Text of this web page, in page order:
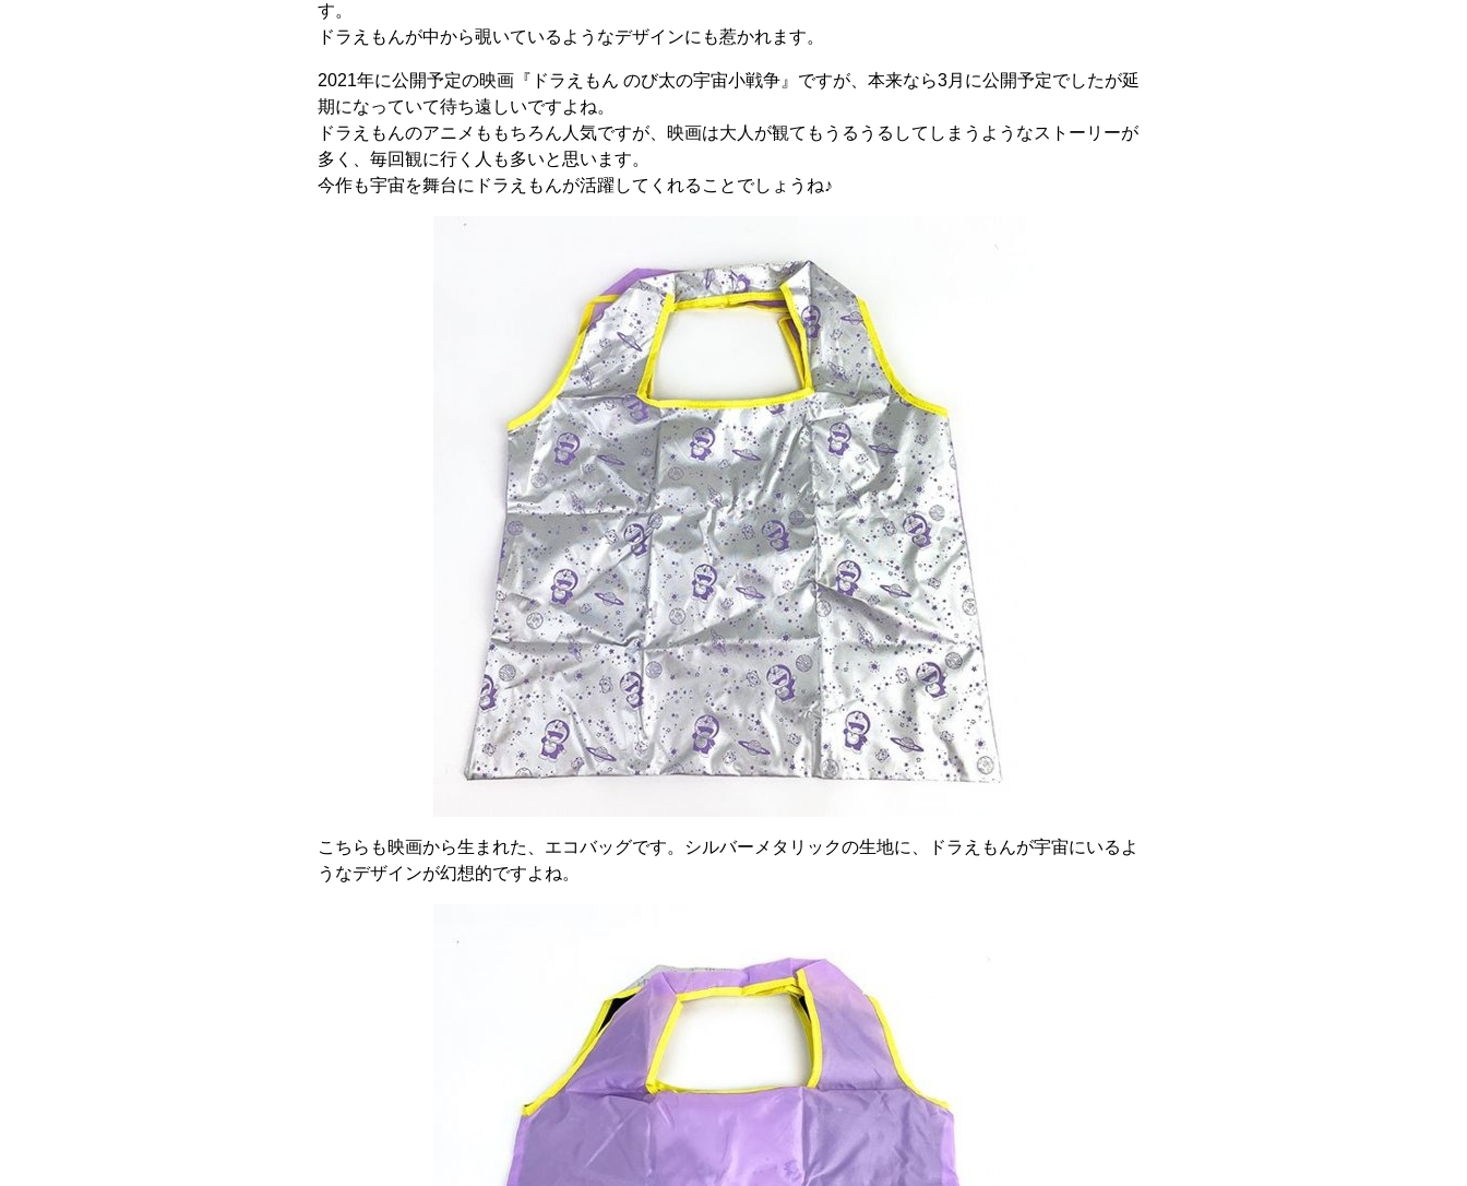
す。
ドラえもんが中から覗いているようなデザインにも惹かれます。
2021年に公開予定の映画『ドラえもん のび太の宇宙小戦争』ですが、本来なら3月に公開予定でしたが延
期になっていて待ち遠しいですよね。
ドラえもんのアニメももちろん人気ですが、映画は大人が観てもうるうるしてしまうようなストーリーが
多く、毎回観に行く人も多いと思います。
今作も宇宙を舞台にドラえもんが活躍してくれることでしょうね♪
こちらも映画から生まれた、エコバッグです。シルバーメタリックの生地に、ドラえもんが宇宙にいるよ
うなデザインが幻想的ですよね。